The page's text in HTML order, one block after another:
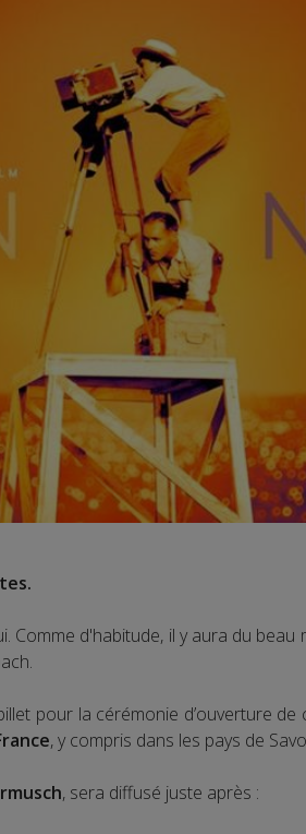
Comme d'habitude, il y aura du
pour la cérémonie d’ouverture
, y compris dans les pays de
, sera diffusé juste après :